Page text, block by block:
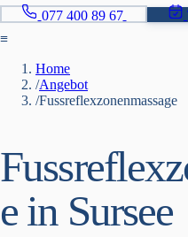
077 400 89 67
≡
Home
/Angebot
/Fussreflexzonenmassage
e in Sursee